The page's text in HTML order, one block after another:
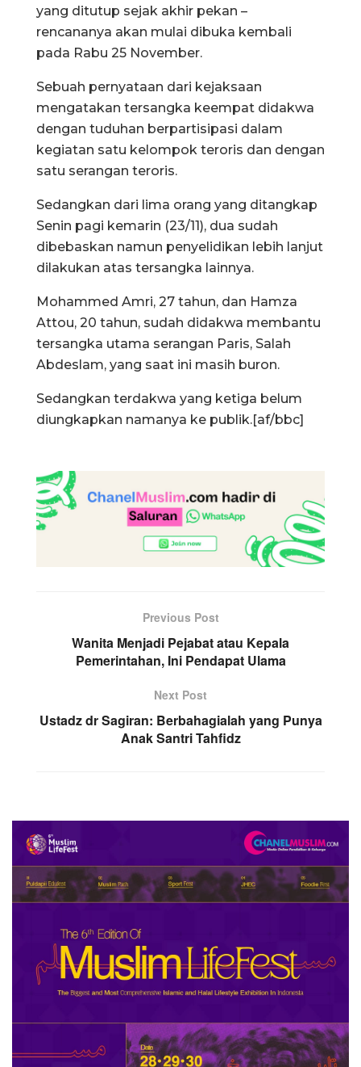
yang ditutup sejak akhir pekan –
rencananya akan mulai dibuka kembali
pada Rabu 25 November.
Sebuah pernyataan dari kejaksaan
mengatakan tersangka keempat didakwa
dengan tuduhan berpartisipasi dalam
kegiatan satu kelompok teroris dan dengan
satu serangan teroris.
Sedangkan dari lima orang yang ditangkap
Senin pagi kemarin (23/11), dua sudah
dibebaskan namun penyelidikan lebih lanjut
dilakukan atas tersangka lainnya.
Mohammed Amri, 27 tahun, dan Hamza
Attou, 20 tahun, sudah didakwa membantu
tersangka utama serangan Paris, Salah
Abdeslam, yang saat ini masih buron.
Sedangkan terdakwa yang ketiga belum
diungkapkan namanya ke publik.[af/bbc]
Previous Post
Wanita Menjadi Pejabat atau Kepala
Pemerintahan, Ini Pendapat Ulama
Next Post
Ustadz dr Sagiran: Berbahagialah yang Punya
Anak Santri Tahfidz